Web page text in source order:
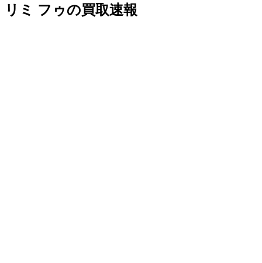
リミ フゥの買取速報